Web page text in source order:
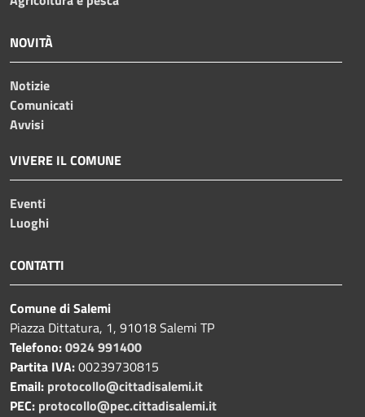
NOVITÀ
Notizie
Comunicati
Avvisi
VIVERE IL COMUNE
Eventi
Luoghi
CONTATTI
Comune di Salemi
Piazza Dittatura, 1, 91018 Salemi TP
Telefono:0924 991400
Partita IVA:00239730815
Email: protocollo@cittadisalemi.it
PEC: protocollo@pec.cittadisalemi.it